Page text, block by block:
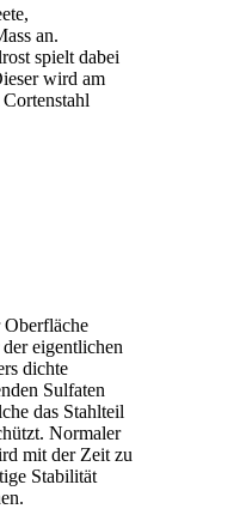
an.
spielt dabei
wird am
Oberfläche
eigentlichen
dichte
Sulfaten
das Stahlteil
Normaler
mit der Zeit zu
Stabilität